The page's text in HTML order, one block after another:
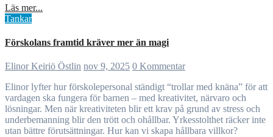
Läs mer...
Tankar
Förskolans framtid kräver mer än magi
Elinor Keiriö Östlin nov 9, 2025 0 Kommentar
Elinor lyfter hur förskolepersonal ständigt “trollar med knäna” för att
vardagen ska fungera för barnen – med kreativitet, närvaro och
lösningar. Men när kreativiteten blir ett krav på grund av stress och
underbemanning blir den trött och ohållbar. Yrkesstolthet räcker inte
utan bättre förutsättningar. Hur kan vi skapa hållbara villkor?